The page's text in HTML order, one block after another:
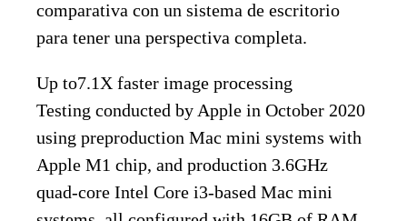
comparativa con un sistema de escritorio
para tener una perspectiva completa.
Up to7.1X faster image processing
Testing conducted by Apple in October 2020
using preproduction Mac mini systems with
Apple M1 chip, and production 3.6GHz
quad-core Intel Core i3-based Mac mini